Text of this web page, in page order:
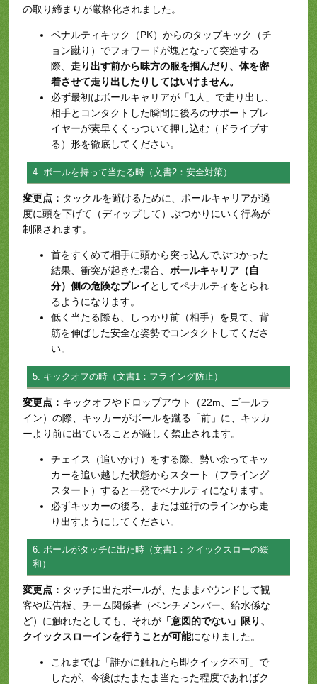
の取り締まりが厳格化されました。
ペナルティキック（PK）からのタップキック（チ
ョン蹴り）でフォワードが塊となって突進する
際、 走り出す前から味方の服を掴んだり、体を密
着させて走り出したりしてはいけません。
必ず最初はボールキャリアが「1人」で走り出し、
相手とコンタクトした瞬間に後ろのサポートプレ
イヤーが素早くくっついて押し込む（ドライブす
る）形を徹底してください。
4. ボールを持って当たる時（文書2：安全対策）
変更点： タックルを避けるために、ボールキャリアが過
度に頭を下げて（ディップして）ぶつかりにいく行為が
制限されます。
首をすくめて相手に頭から突っ込んでぶつかった
結果、衝突が起きた場合、ボールキャリア（自
分）側の危険なプレイ としてペナルティをとられ
るようになります。
低く当たる際も、しっかり前（相手）を見て、背
筋を伸ばした安全な姿勢でコンタクトしてくださ
い。
5. キックオフの時（文書1：フライング防止）
変更点： キックオフやドロップアウト（22m、ゴールラ
イン）の際、キッカーがボールを蹴る「前」に、キッカ
ーより前に出ていることが厳しく禁止されます。
チェイス（追いかけ）をする際、勢い余ってキッ
カーを追い越した状態からスタート（フライング
スタート）すると一発でペナルティになります。
必ずキッカーの後ろ、または並行のラインから走
り出すようにしてください。
6. ボールがタッチに出た時（文書1：クイックスローの緩
和）
変更点： タッチに出たボールが、たままバウンドして観
客や広告板、チーム関係者（ベンチメンバー、給水係な
ど）に触れたとしても、それが 「意図的でない」限り、
クイックスローインを行うことが可能になりました。
これまでは「誰かに触れたら即クイック不可」で
したが、今後はたまたま当たった程度であればク